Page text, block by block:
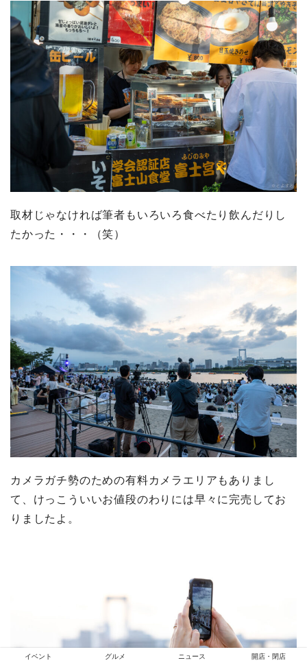
取材じゃなければ筆者もいろいろ食べたり飲んだりし
たかった・・・（笑）
カメラガチ勢のための有料カメラエリアもありまし
て、けっこういいお値段のわりには早々に完売してお
りましたよ。
イベント グルメ ニュース 開店・閉店